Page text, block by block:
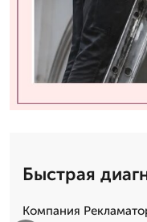
Быстрая
Компания